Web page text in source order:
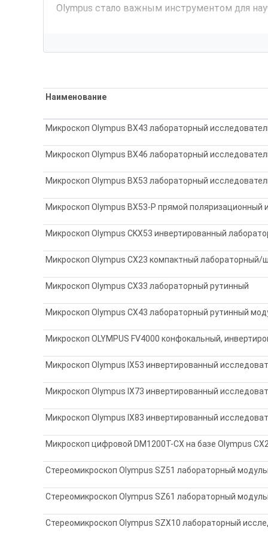
Olympus стало важным инструментом для
Компания Olympus была основана в 1919
производством микроскопови термометров.
Со
визуализации, создавая современные
исследованияклеток,тканей,
вклеточной биологии,биотехнологиях,
в жидкой среде.
Olympus разрабатываетконфокальные
реконструкции объектов.
Конфокальная
процессов,изучения сложных материалов.
анализаметаллов,полимеров,керамики,
Современные микроскопы Olympus
структур.Цифровые технологии
Микроскопы Olympus известны высоким
оптические элементы,стабильные
исследования.
Современные системы
используется в различных областях науки и
медицинских учреждениях,в научно-
Микроскопия играет ключевую роль в
уровне.КомпанияOlympusвнесла
Наименование
Микроскоп Olympus BX43 лабораторный
Микроскоп Olympus BX46 лабораторный
Микроскоп Olympus BX53 лабораторный
Микроскоп Olympus BX53-P прямой поляризационный
Микроскоп Olympus CKX53 инвертированный
Микроскоп Olympus CX23 компактный лабораторный/
Микроскоп Olympus CX33 лабораторный рутинный
Микроскоп Olympus CX43 лабораторный рутинный
Микроскоп OLYMPUS FV4000 конфокальный,
Микроскоп Olympus IX53 инвертированный
Микроскоп Olympus IX73 инвертированный
Микроскоп Olympus IX83 инвертированный
Микроскоп цифровой DM1200T-CX на базе Olympus
Стереомикроскоп Olympus SZ51 лабораторный
Стереомикроскоп Olympus SZ61 лабораторный
Стереомикроскоп Olympus SZX10 лабораторный